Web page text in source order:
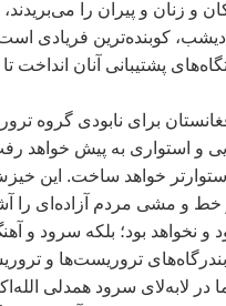
و زنان و پیران را می
دیشب، کوبندهترین فریادی
های پشتیبانی آنان انداخت
برای نابودی گروه
و استواری به پیش خواهد
خواهد ساخت. این
خط و مشی مردم آزاده ای را
و نخواهد بود؛ بلکه سرود و
های تروریستها و
در لابهلای سرود همدلی الله